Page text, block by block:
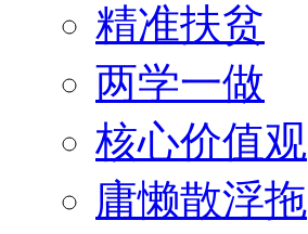
精准扶贫
两学一做
核心价值观
庸懒散浮拖